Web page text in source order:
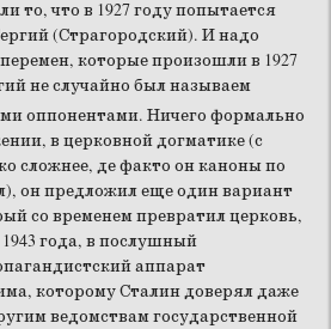
то, что в 1927 году попытается
(Страгородский). И надо
перемен, которые произошли в 1927
не случайно был называем
оппонентами. Ничего формально
в церковной догматике (с
сложнее, де факто он каноны по
он предложил еще один вариант
со временем превратил церковь,
года, в послушный
аппарат
которому Сталин доверял даже
ведомствам государственной